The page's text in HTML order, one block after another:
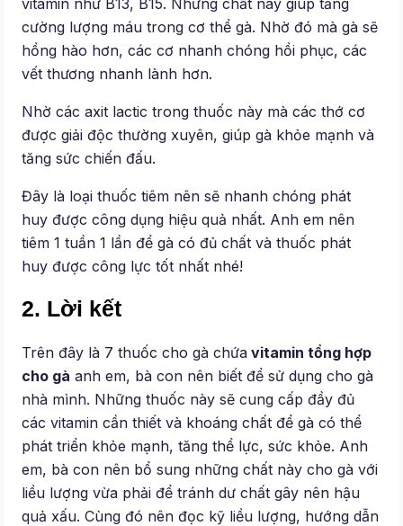
cường lượng máu trong cơ thể gà. Nhờ đó mà gà sẽ
hồng hào hơn, các cơ nhanh chóng hồi phục, các
vết thương nhanh lành hơn.
Nhờ các axit lactic trong thuốc này mà các thớ cơ
được giải độc thường xuyên, giúp gà khỏe mạnh và
tăng sức chiến đấu.
Đây là loại thuốc tiêm nên sẽ nhanh chóng phát
huy được công dụng hiệu quả nhất. Anh em nên
tiêm 1 tuần 1 lần để gà có đủ chất và thuốc phát
huy được công lực tốt nhất nhé!
2. Lời kết
Trên đây là 7 thuốc cho gà chứa vitamin tổng hợp
cho gà anh em, bà con nên biết để sử dụng cho gà
nhà mình. Những thuốc này sẽ cung cấp đầy đủ
các vitamin cần thiết và khoáng chất để gà có thể
phát triển khỏe mạnh, tăng thể lực, sức khỏe. Anh
em, bà con nên bổ sung những chất này cho gà với
liều lượng vừa phải để tránh dư chất gây nên hậu
quả xấu. Cùng đó nên đọc kỹ liều lượng, hướng dẫn